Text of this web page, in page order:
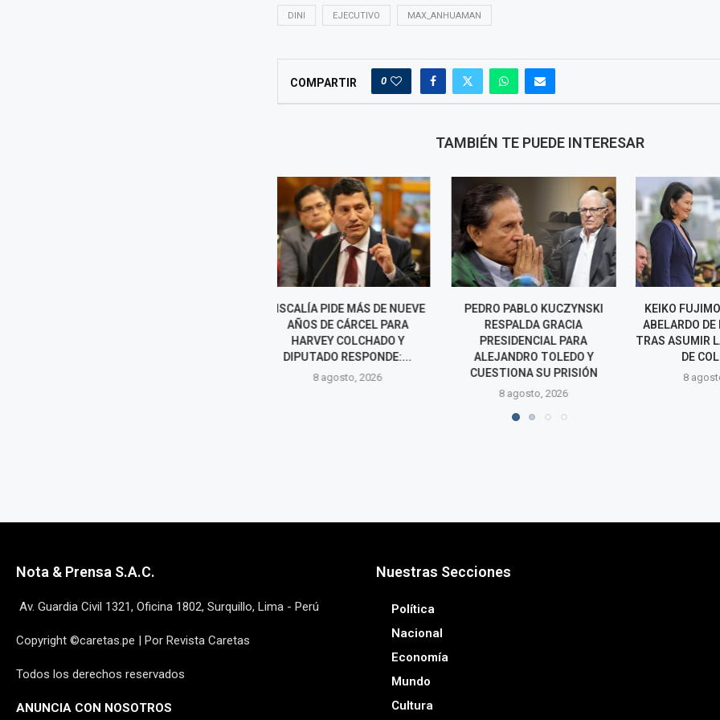
DINI EJECUTIVO MAX_ANHUAMAN
COMPARTIR 0
TAMBIÉN TE PUEDE INTERESAR
PEDRO PABLO KUCZYNSKI
RESPALDA GRACIA
PRESIDENCIAL PARA
ALEJANDRO TOLEDO Y
CUESTIONA SU PRISIÓN
KEIKO FUJIMORI FELICITA A
ABELARDO DE LA ESPRIELLA
TRAS ASUMIR LA PRESIDENCIA
DE COLOMBIA
8 agosto, 2026
NORMA
POSIBLE
REELECCIÓN
RAFAEL
7
Nota & Prensa S.A.C.
Av. Guardia Civil 1321, Oficina 1802, Surquillo, Lima - Perú
Copyright ©caretas.pe | Por Revista Caretas
Todos los derechos reservados
ANUNCIA CON NOSOTROS
Nuestras Secciones
Política
Nacional
Economía
Mundo
Cultura